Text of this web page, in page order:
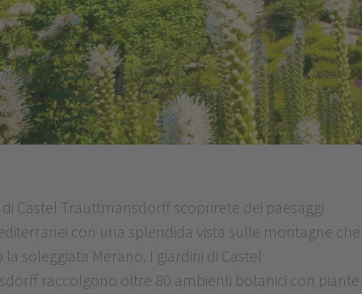
di Castel Trauttmansdorff scoprirete dei paesaggi
con una splendida vista sulle montagne che
soleggiata Merano. I giardini di Castel
raccolgono oltre 80 ambienti botanici con piante